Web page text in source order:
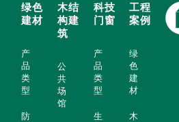
绿色
建材
产
品
类
型
防
木结
构建
筑
公
共
场
馆
科技
门窗
产
品
类
型
生
工程
案例
绿
色
建
材
木